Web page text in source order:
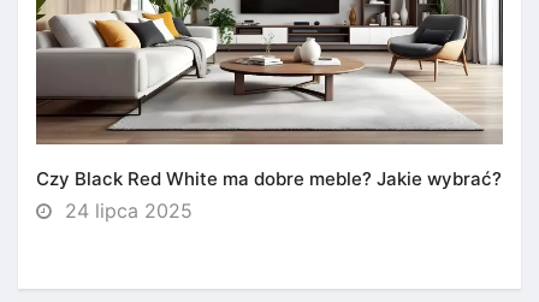
Czy Black Red White ma dobre meble? Jakie wybrać?
24 lipca 2025